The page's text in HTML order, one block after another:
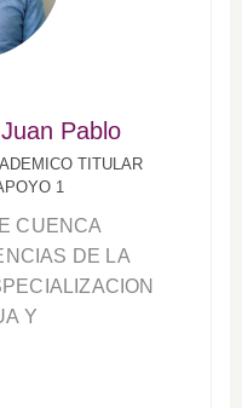
Pablo
TITULAR
1
CUENCA
DE LA
Y